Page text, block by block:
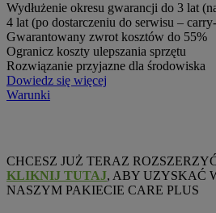
Wydłużenie okresu gwarancji do 3 lat
4 lat (po dostarczeniu do serwisu –
Gwarantowany zwrot kosztów do 55%
Ogranicz koszty ulepszania sprzętu
Rozwiązanie przyjazne dla środowiska
Dowiedz się więcej
Warunki
CHCESZ JUŻ TERAZ
KLIKNIJ TUTAJ, ABY UZYSKAĆ
NASZYM PAKIECIE CARE PLUS